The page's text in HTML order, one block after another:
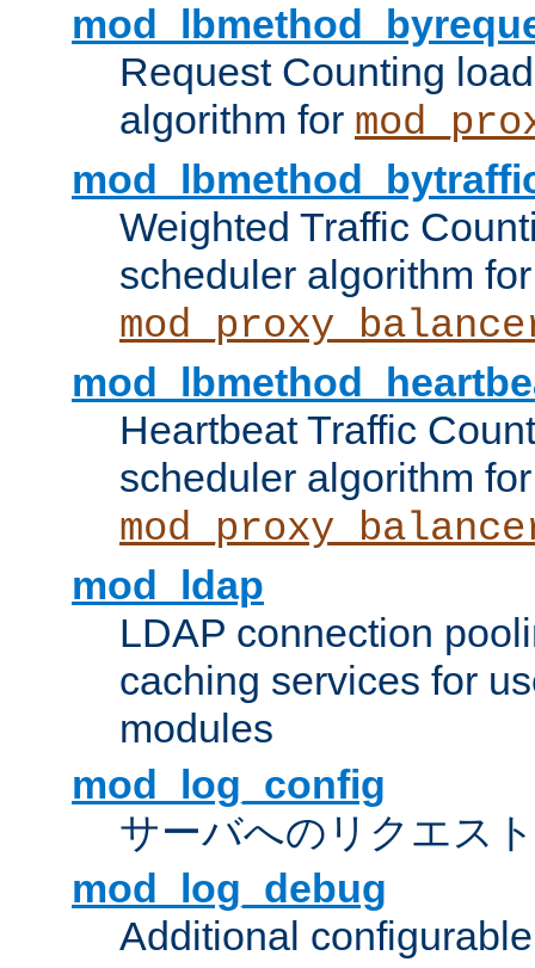
Request Counting
algorithm for
Weighted Traffic
scheduler algorithm for
Heartbeat Traffic
scheduler algorithm for
mod_ldap
LDAP connection
caching services for
modules
mod_log_config
サーバへのリクエス
mod_log_debug
Additional